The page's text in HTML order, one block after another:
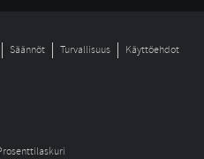
Säännöt Turvallisuus
Käyttöehdot